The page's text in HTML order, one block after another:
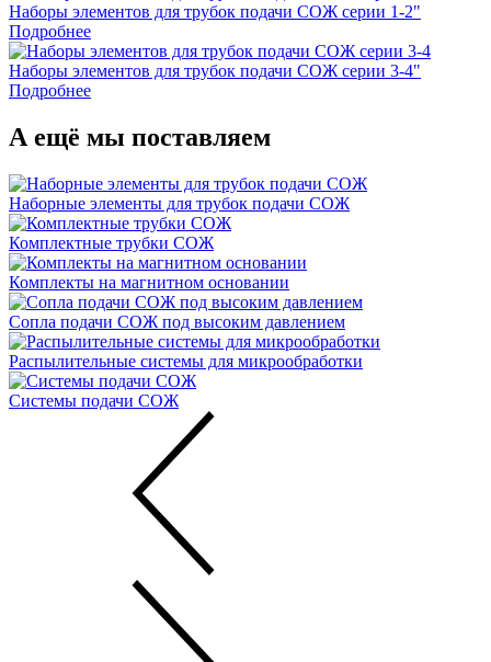
Наборы элементов для трубок подачи СОЖ серии 1-2"
Подробнее
Наборы элементов для трубок подачи СОЖ серии 3-4"
Подробнее
А ещё мы поставляем
Наборные элементы для трубок подачи СОЖ
Комплектные трубки СОЖ
Комплекты на магнитном основании
Сопла подачи СОЖ под высоким давлением
Распылительные системы для микрообработки
Системы подачи СОЖ